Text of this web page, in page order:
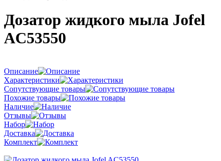
Дозатор жидкого мыла Jofel
AC53550
Описание
Характеристики
Сопутствующие товары
Похожие товары
Наличие
Отзывы
Набор
Доставка
Комплект